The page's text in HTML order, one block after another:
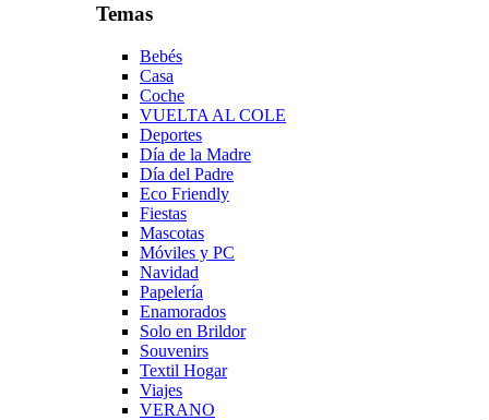
Temas
Bebés
Casa
Coche
VUELTA AL COLE
Deportes
Día de la Madre
Día del Padre
Eco Friendly
Fiestas
Mascotas
Móviles y PC
Navidad
Papelería
Enamorados
Solo en Brildor
Souvenirs
Textil Hogar
Viajes
VERANO